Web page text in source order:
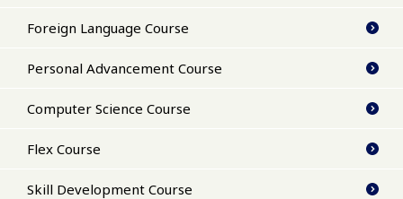
Foreign Language Course
Personal Advancement Course
Computer Science Course
Flex Course
Skill Development Course